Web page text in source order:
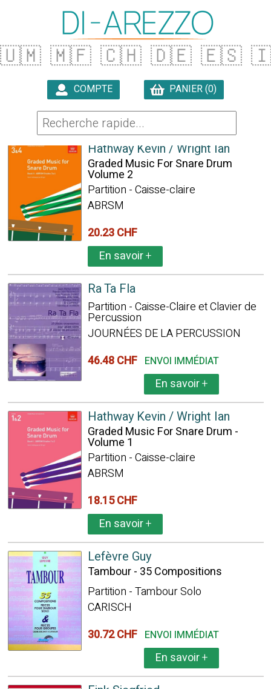
🇺🇲 🇲🇫 🇨🇭 🇩🇪 🇪🇸
COMPTE PANIER (0)
178 ARTICLES TROUVÉS
Hathway Kevin / Wright Ian
Graded Music For Snare Drum
Volume 2
Partition - Caisse-claire
ABRSM
20.23 CHF
En savoir+
Ra Ta Fla
Partition - Caisse-Claire et Clavier de
Percussion
JOURNÉES DE LA PERCUSSION
46.48 CHF ENVOI IMMÉDIAT
En savoir+
Hathway Kevin / Wright Ian
Graded Music For Snare Drum -
Volume 1
Partition - Caisse-claire
ABRSM
18.15 CHF
En savoir+
Lefèvre Guy
Tambour - 35 Compositions
Partition - Tambour Solo
CARISCH
30.72 CHF ENVOI IMMÉDIAT
En savoir+